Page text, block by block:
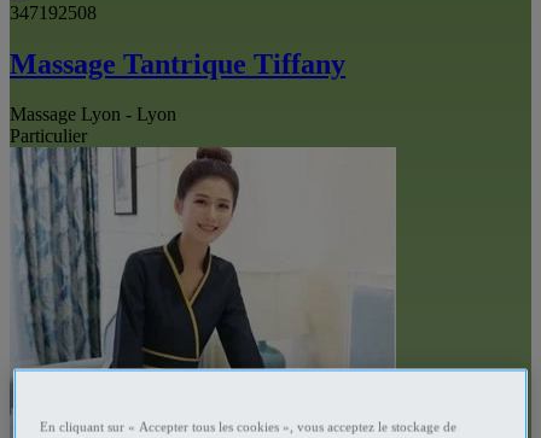
347192508
Massage Tantrique Tiffany
Massage Lyon - Lyon
Particulier
En cliquant sur « Accepter tous les cookies », vous acceptez le stockage de